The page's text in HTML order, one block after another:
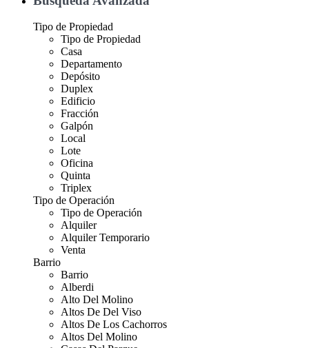
Tipo de Propiedad
Tipo de Propiedad
Casa
Departamento
Depósito
Duplex
Edificio
Fracción
Galpón
Local
Lote
Oficina
Quinta
Triplex
Tipo de Operación
Tipo de Operación
Alquiler
Alquiler Temporario
Venta
Barrio
Barrio
Alberdi
Alto Del Molino
Altos De Del Viso
Altos De Los Cachorros
Altos Del Molino